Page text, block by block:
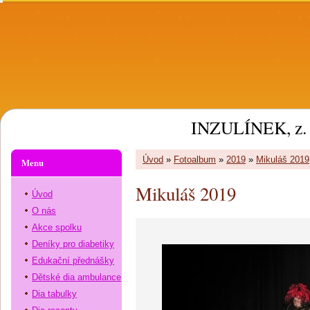
INZULÍNEK, z.
Úvod » Fotoalbum » 2019 » Mikuláš 2019
Mikuláš 2019
Menu
Úvod
O nás
Akce spolku
Deníky pro diabetiky
Edukační přednášky
Dětské dia ambulance
Dia tabulky